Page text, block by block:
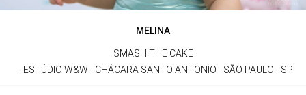
MELINA
SMASH THE CAKE
ESTÚDIO W&W - CHÁCARA SANTO ANTONIO - SÃO PAULO - SP